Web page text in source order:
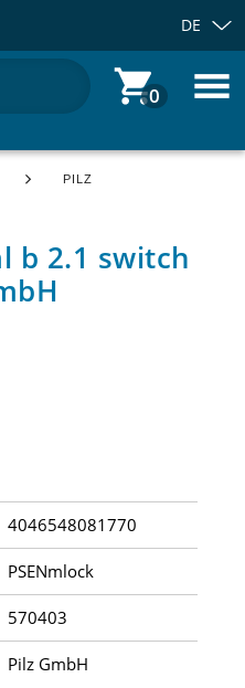
DE
0
PILZ
b 2.1 switch
4046548081770
PSENmlock
570403
Pilz GmbH